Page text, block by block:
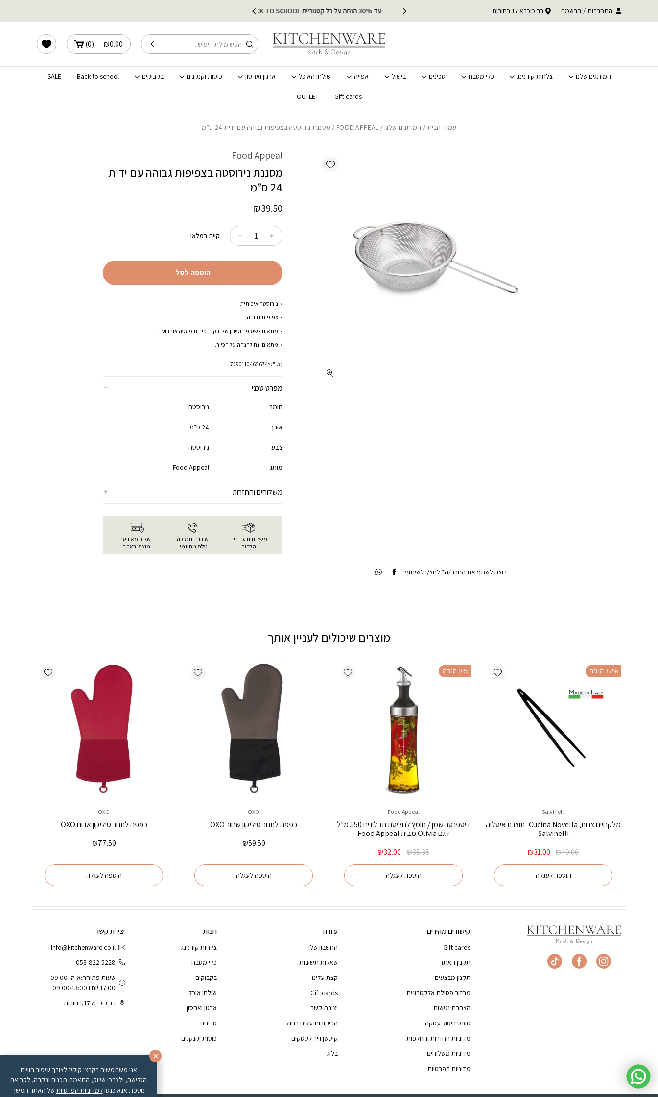
משלוחים מהירים לכל הארץ התחברות / הרשמה בר כוכבא 17 רחובות
חיפוש ₪0.00
(
0
)
המותגים שלנו צלחות קורנינג כלי מטבח סכינים בישול אפייה שולחן האוכל ארגון ואחסון כוסות וקנקנים בקבוקים Back to school
SALE
Gift cards
OUTLET
עמוד הבית / המותגים שלנו/
FOOD APPEAL / מסננת נירוסטה בצפיפות גבוהה עם ידית 24 ס”מ
Food Appeal
מסננת נירוסטה בצפיפות גבוהה עם ידית
24 ס”מ
₪39.50
נירוסטה איכותית.
צפיפות גבוהה.
מתאים לשטיפה וסינון של ירקות פירות פסטה אורז ועוד ..
מתאים ונח להנחה על הכיור.
מק"ט:7290110465674
קיים במלאי
הוספה לסל
מפרט טכני
חומר נירוסטה
אורך 24 ס"מ
צבע נירוסטה
מותג Food Appeal
משלוחים והחזרות
משלוחים עד בית
הלקוח
שירות ותמיכה
טלפונית זמין
תשלום מאובטח
ומוצפן באתר
Add wishlist
רוצה לשתף את החבר/ה? לחצ/י לשיתוף:
מוצרים שיכולים לעניין אותך
Add wishlist ‫37% הנחה
Salvinelli
מלקחיים צרות, Cucina Novella- תוצרת איטליה
Salvinelli
₪49.00
המחיר
₪49.00.
₪31.00
הוספה לעגלה
Add wishlist ‫9% הנחה
Food Appeal
דיספנסר שמן / חומץ לחליטת תבלינים 550 מ”ל
דגם Olivia מבית Food Appeal
₪35.35
המחיר
₪35.35.
₪32.00
הוספה לעגלה
Add wishlist
OXO
כפפה לתנור סיליקון שחור OXO
₪59.50
הוספה לעגלה
Add wishlist
OXO
כפפה לתנור סיליקון אדום OXO
₪77.50
הוספה לעגלה
קישורים מהירים
Gift cards
תקנון האתר
תקנון מבצעים
מחזור פסולת אלקטרונית
הצהרת נגישות
טופס ביטול עסקה
מדיניות החזרות והחלפות
מדיניות משלוחים
מדיניות הפרטיות
עזרה
החשבון שלי
שאלות תשובות
קצת עלינו
Gift cards
יצירת קשר
הביקורות עלינו בגוגל
קיטשן וויר לעסקים
בלוג
חנות
צלחות קורנינג
כלי מטבח
בקבוקים
שולחן אוכל
ארגון ואחסון
סכינים
כוסות וקנקנים
יצירת קשר
Info@kitchenware.co.il
053-822-5228
שעות פתיחה:א-ה 09:00-
17:00 יום ו 09:00-13:00
בר כוכבא 17,רחובות.
אנו משתמשים בקבצי קוקיז לצורך שיפור חוויית
הגלישה, ולצרכי שיווק, התאמת תכנים ובקרה, לקריאה
נוספת אנא כנסולמדיניות הפרטיות של האתר.המשך